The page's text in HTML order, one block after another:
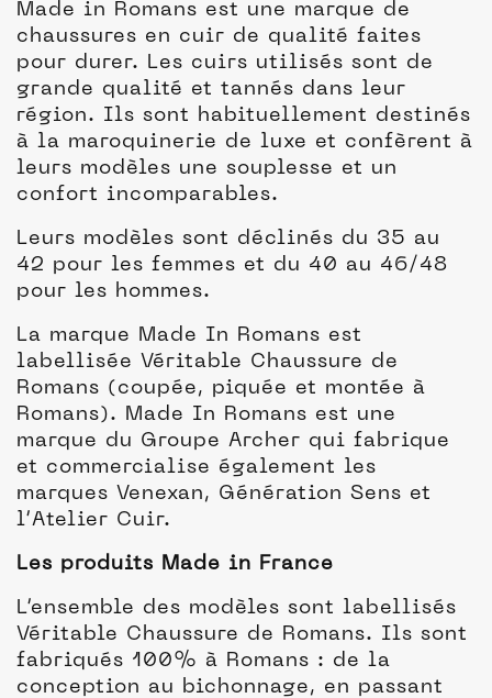
Made in Romans est une marque de
chaussures en cuir de qualité faites
pour durer. Les cuirs utilisés sont de
grande qualité et tannés dans leur
région. Ils sont habituellement destinés
à la maroquinerie de luxe et confèrent à
leurs modèles une souplesse et un
confort incomparables.
Leurs modèles sont déclinés du 35 au
42 pour les femmes et du 40 au 46/48
pour les hommes.
La marque Made In Romans est
labellisée Véritable Chaussure de
Romans (coupée, piquée et montée à
Romans). Made In Romans est une
marque du Groupe Archer qui fabrique
et commercialise également les
marques Venexan, Génération Sens et
l’Atelier Cuir.
Les produits Made in France
L’ensemble des modèles sont labellisés
Véritable Chaussure de Romans. Ils sont
fabriqués 100% à Romans : de la
conception au bichonnage, en passant